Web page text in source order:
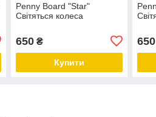
Penny Board "Star"
Світяться колеса
650₴
Купити
650